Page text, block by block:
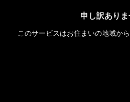
申し訳あり
このサービスはお住まいの地域か